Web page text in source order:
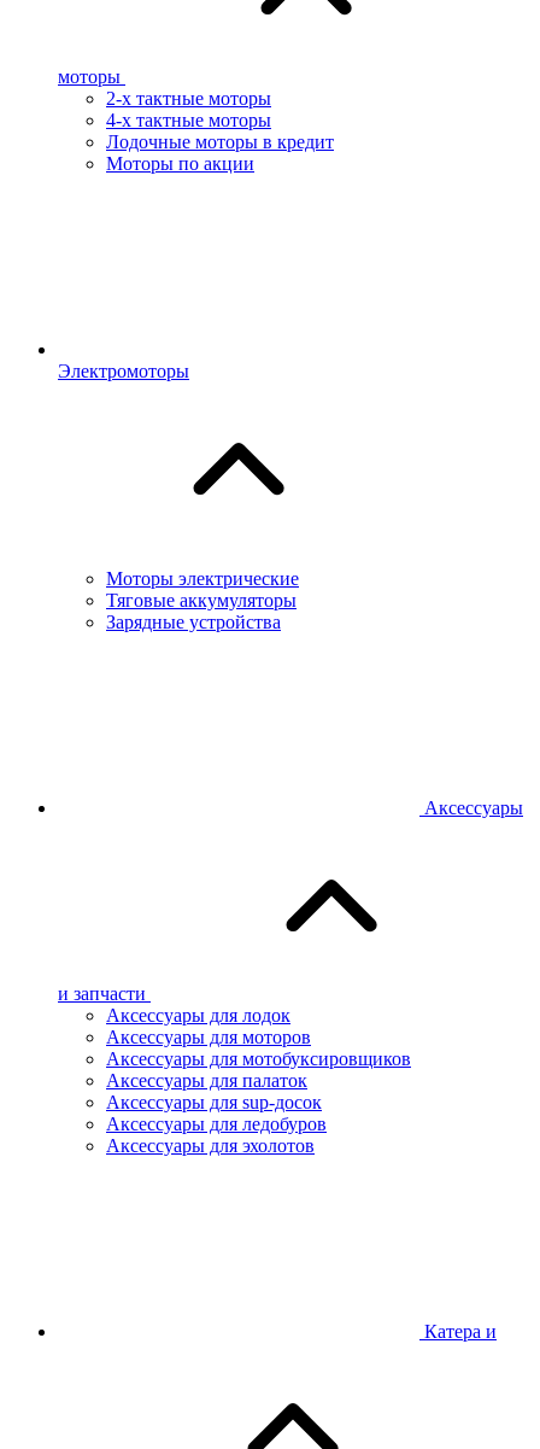
моторы
2-х тактные моторы
4-х тактные моторы
Лодочные моторы в кредит
Моторы по акции
Электромоторы
Моторы электрические
Тяговые аккумуляторы
Зарядные устройства
Аксессуары
и запчасти
Аксессуары для лодок
Аксессуары для моторов
Аксессуары для мотобуксировщиков
Аксессуары для палаток
Аксессуары для sup-досок
Аксессуары для ледобуров
Аксессуары для эхолотов
Катера и